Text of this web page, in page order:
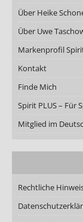
Über Heike
Über Uwe
Markenprofil
Kontakt
Finde Mich
Spirit PLUS – Für
Mitglied im
Rechtliche